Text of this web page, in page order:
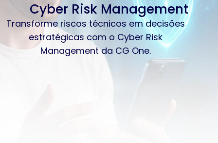
Cyber Risk Management
Transforme riscos técnicos em decisões
estratégicas com o Cyber Risk
Management da CG One.